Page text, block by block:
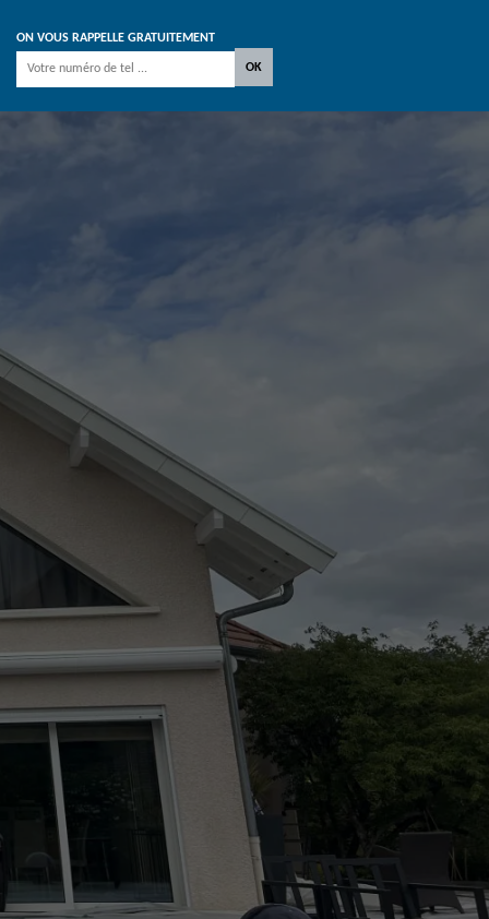
ON VOUS RAPPELLE GRATUITEMENT